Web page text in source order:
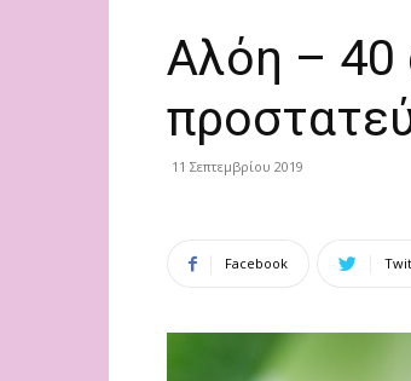
Αλόη – 40
11 Σεπτεμβρίου 2019
Facebook